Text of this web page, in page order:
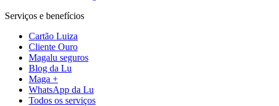
Serviços e benefícios
Cartão Luiza
Cliente Ouro
Magalu seguros
Blog da Lu
Maga +
WhatsApp da Lu
Todos os serviços